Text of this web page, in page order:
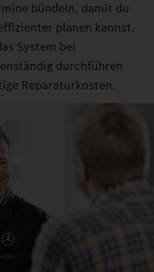
bündeln, damit du
planen kannst.
System bei
durchführen
Reparaturkosten.